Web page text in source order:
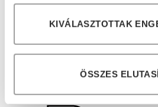
KIVÁLASZTOTTAK
ÖSSZES
Logisztikai